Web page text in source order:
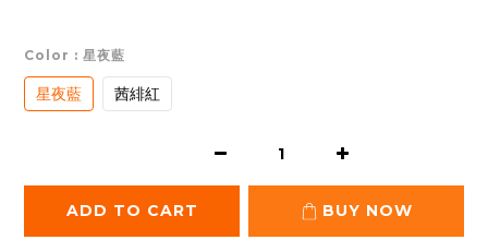
Color : 星夜藍
星夜藍 茜緋紅
ADD TO CART BUY NOW